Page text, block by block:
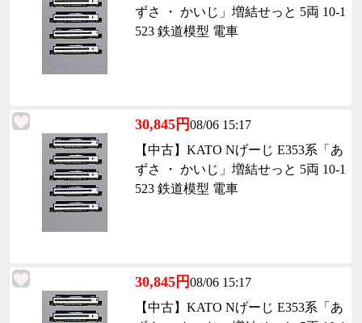
ずさ ・ かいじ」増結せっと 5両 10-1
523 鉄道模型 電車
30,845円08/06 15:17
【中古】KATO Nげーじ E353系「あ
ずさ ・ かいじ」増結せっと 5両 10-1
523 鉄道模型 電車
30,845円08/06 15:17
【中古】KATO Nげーじ E353系「あ